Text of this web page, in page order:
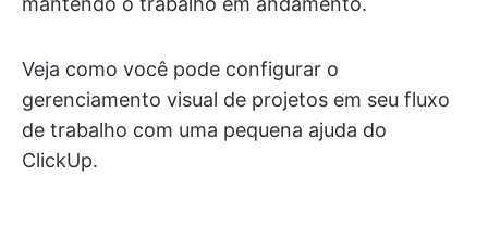
Veja como você pode configurar o
gerenciamento visual de projetos em seu fluxo
de trabalho com uma pequena ajuda do
ClickUp.